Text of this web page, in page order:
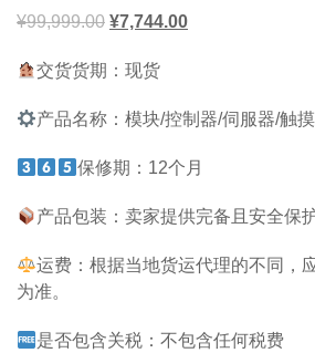
¥99,999.00 ¥7,744.00
交货货期：现货
产品名称：模块/控制器/伺服器/触
保修期：12个月
产品包装：卖家提供完备且安全保
运费：根据当地货运代理的不同，
为准。
是否包含关税：不包含任何税费